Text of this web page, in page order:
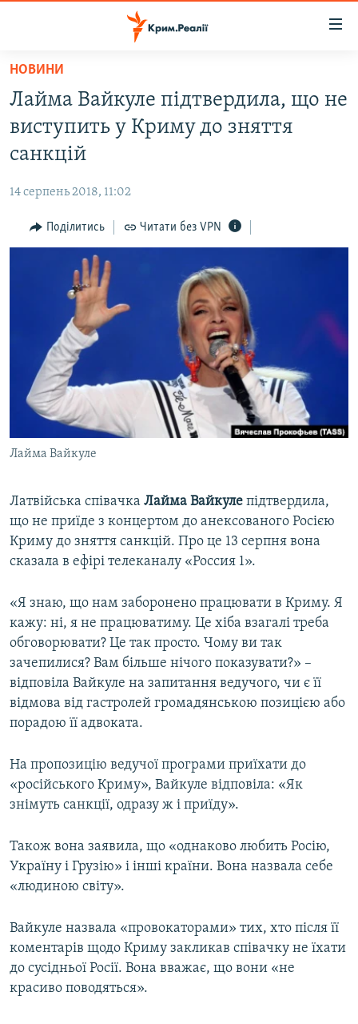
Перейти
основного
матеріалу
Перейти
до
основної
навігації
Перейти
до
ВІДЕО ТА ФОТО
БЛОГИ
ПОГЛЯД
ВСЕ ЗА ДЕНЬ
СПЕЦПРОЕКТИ
ДЕПОРТАЦІЯ
ВІДЕОУРОКИ «ELIFBE»
СВІДЧЕННЯ ОКУПАЦІЇ
УКРАЇНСЬКА ПРОБЛЕМА КРИМУ
ІНФОГРАФІКА
ЯК ОБІЙТИ БЛОКУВАННЯ
Русский
Qırımtatar
ДОЛУЧАЙСЯ!
Усі сайти RFE/RL
НОВИНИ
Лайма Вайкуле підтвердила, що не
виступить у Криму до зняття
санкцій
14 серпень 2018, 11:02
Поділитись Читати без VPN
Лайма Вайкуле
Латвійська співачка Лайма Вайкуле підтвердила,
що не приїде з концертом до анексованого Росією
Криму до зняття санкцій. Про це 13 серпня вона
сказала в ефірі телеканалу «Россия 1».
«Я знаю, що нам заборонено працювати в Криму. Я
кажу: ні, я не працюватиму. Це хіба взагалі треба
обговорювати? Це так просто. Чому ви так
зачепилися? Вам більше нічого показувати?» –
відповіла Вайкуле на запитання ведучого, чи є її
відмова від гастролей громадянською позицією або
порадою її адвоката.
На пропозицію ведучої програми приїхати до
«російського Криму», Вайкуле відповіла: «Як
знімуть санкції, одразу ж і приїду».
Також вона заявила, що «однаково любить Росію,
Україну і Грузію» і інші країни. Вона назвала себе
«людиною світу».
Вайкуле назвала «провокаторами» тих, хто після її
коментарів щодо Криму закликав співачку не їхати
до сусідньої Росії. Вона вважає, що вони «не
красиво поводяться».